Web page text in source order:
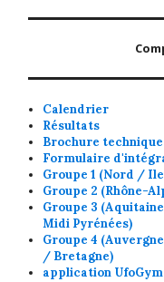
Calendrier
Résultats
Brochure technique
Formulaire
Groupe 1 (Nord /
Groupe 2 (Rhône-
Groupe 3
Midi Pyrénées)
Groupe 4
/ Bretagne)
application